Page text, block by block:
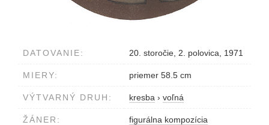
DATOVANIE: 20. storočie, 2. polovica, 1971
MIERY: priemer 58.5 cm
VÝTVARNÝ DRUH: kresba › voľná
ŽÁNER: figurálna kompozícia